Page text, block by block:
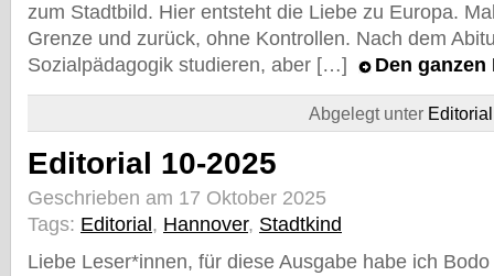
zum Stadtbild. Hier entsteht die Liebe zu Europa.
Grenze und zurück, ohne Kontrollen. Nach dem
Sozialpädagogik studieren, aber […]
Den
Abgelegt unter Editorial
Editorial 10-2025
Geschrieben am 17 Oktober 2025
Tags: Editorial , Hannover, Stadtkind
Liebe Leser*innen, für diese Ausgabe habe ich